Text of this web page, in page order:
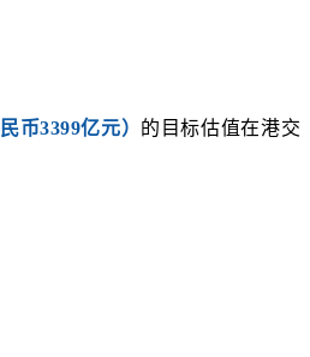
币3399亿元） 的目标估值在港交